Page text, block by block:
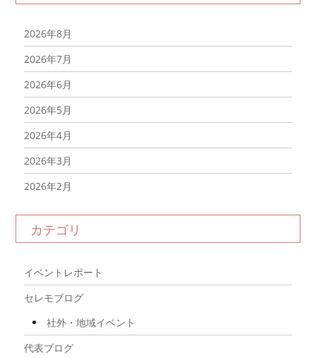
2026年8月
2026年7月
2026年6月
2026年5月
2026年4月
2026年3月
2026年2月
2026年1月
2025年12月
2025年10月
2025年8月
カテゴリ
イベントレポート
セレモブログ
社外・地域イベント
代表ブログ